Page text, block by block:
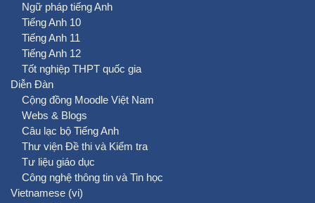
Ngữ pháp tiếng Anh
Tiếng Anh 10
Tiếng Anh 11
Tiếng Anh 12
Tốt nghiệp THPT quốc gia
Diễn Đàn
Cộng đồng Moodle Việt Nam
Webs & Blogs
Câu lạc bộ Tiếng Anh
Thư viện Đề thi và Kiểm tra
Tư liệu giáo dục
Công nghệ thông tin và Tin học
Vietnamese ‎(vi)‎